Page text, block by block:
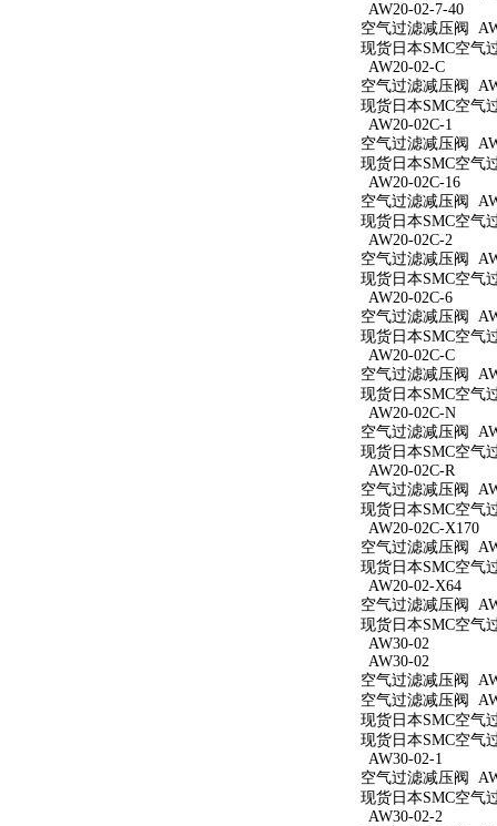
AW20-02-7-40
空气过滤减压阀
现货日本SMC空气
AW20-02-C
空气过滤减压阀
现货日本SMC空气
AW20-02C-1
空气过滤减压阀
现货日本SMC空气
AW20-02C-16
空气过滤减压阀
现货日本SMC空气
AW20-02C-2
空气过滤减压阀
现货日本SMC空气
AW20-02C-6
空气过滤减压阀
现货日本SMC空气
AW20-02C-C
空气过滤减压阀
现货日本SMC空气
AW20-02C-N
空气过滤减压阀
现货日本SMC空气
AW20-02C-R
空气过滤减压阀
现货日本SMC空气
AW20-02C-X170
空气过滤减压阀
现货日本SMC空气
AW20-02-X64
空气过滤减压阀
现货日本SMC空气
AW30-02
AW30-02
空气过滤减压阀
空气过滤减压阀
现货日本SMC空气
现货日本SMC空气
AW30-02-1
空气过滤减压阀
现货日本SMC空气
AW30-02-2